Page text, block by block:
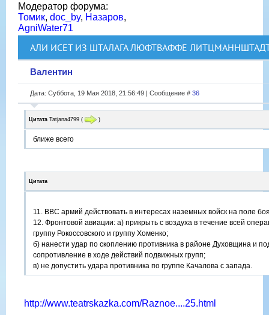
Модератор форума:
Томик, doc_by, Назаров,
AgniWater71
АЛИ ИСЕТ ИЗ ШТАЛАГА ЛЮФТВАФФЕ
Валентин
Дата: Суббота, 19 Мая 2018, 21:56:49 | Сообщение # 36
Цитата Tatjana4799 ( )
ближе всего
Цитата
11. ВВС армий действовать в интересах наземных войск на поле
12. Фронтовой авиации: а) прикрыть с воздуха в течение всей
группу Рокоссовского и группу Хоменко;
б) нанести удар по скоплению противника в районе Духовщина и
сопротивление в ходе действий подвижных групп;
в) не допустить удара противника по группе Качалова с запада.
http://www.teatrskazka.com/Raznoe....25.html